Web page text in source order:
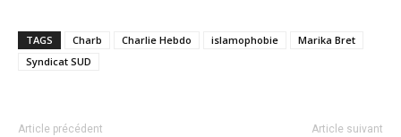
TAGS Charb Charlie Hebdo islamophobie
Marika Bret
Syndicat SUD
Article précédent Article suivant